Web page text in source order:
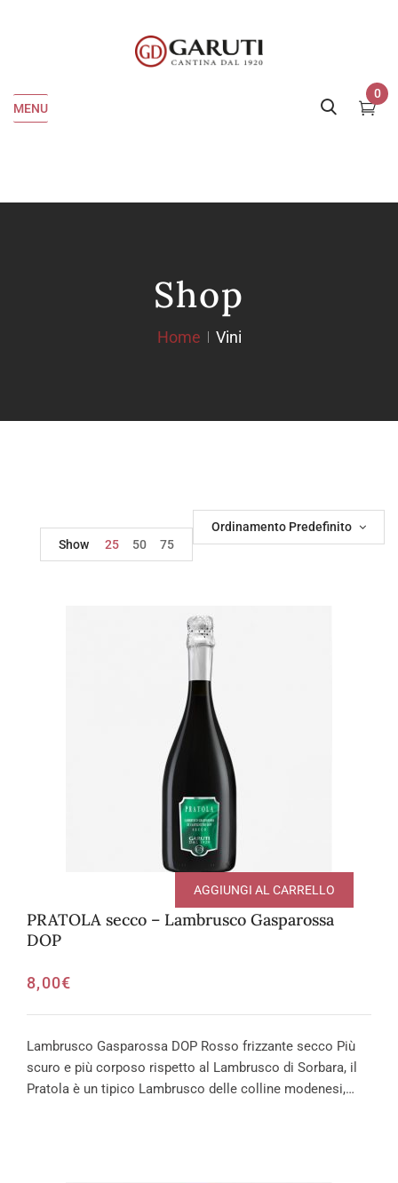
MENU
0
Shop
Home Vini
Ordinamento Predefinito
Show
25 50 75
PRATOLA secco – Lambrusco Gasparossa
DOP
8,00€
AGGIUNGI AL CARRELLO
Lambrusco Gasparossa DOP Rosso frizzante secco Più
scuro e più corposo rispetto al Lambrusco di Sorbara, il
Pratola è un tipico Lambrusco delle colline modenesi,…